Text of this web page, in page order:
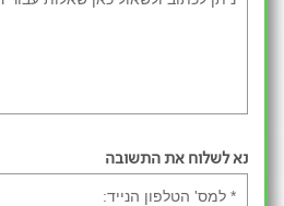
נא לשלוח את התשובה